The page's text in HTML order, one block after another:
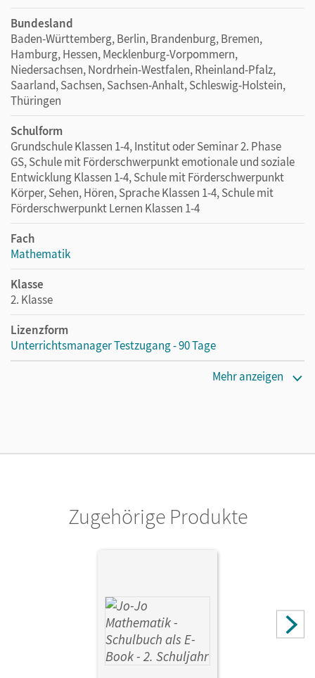
Bundesland
Baden-Württemberg, Berlin, Brandenburg, Bremen,
Hamburg, Hessen, Mecklenburg-Vorpommern,
Niedersachsen, Nordrhein-Westfalen, Rheinland-Pfalz,
Saarland, Sachsen, Sachsen-Anhalt, Schleswig-Holstein,
Thüringen
Schulform
Grundschule Klassen 1-4, Institut oder Seminar 2. Phase
GS, Schule mit Förderschwerpunkt emotionale und soziale
Entwicklung Klassen 1-4, Schule mit Förderschwerpunkt
Körper, Sehen, Hören, Sprache Klassen 1-4, Schule mit
Förderschwerpunkt Lernen Klassen 1-4
Fach
Mathematik
Klasse
2. Klasse
Lizenzform
Unterrichtsmanager Testzugang - 90 Tage
Unterrichtsmanager 90 Tage lang zu testen.
Mehr anzeigen
Zugehörige Produkte